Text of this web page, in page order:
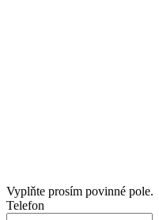
Vyplňte prosím povinné pole.
Telefon